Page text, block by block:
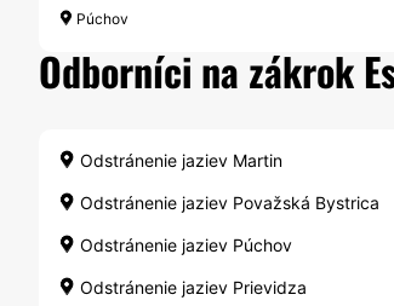
Púchov
Odborníci na zákrok
Odstránenie jaziev Martin
Odstránenie jaziev Považská Bystrica
Odstránenie jaziev Púchov
Odstránenie jaziev Prievidza